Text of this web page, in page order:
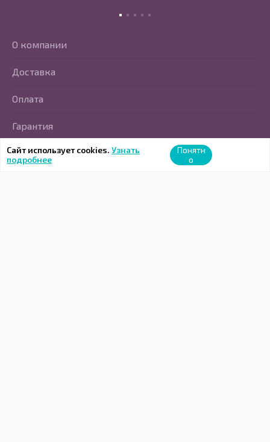
О компании
Доставка
Оплата
Гарантия
Trade In
Сайт использует cookies. Узнать
подробнее
Понятн
о